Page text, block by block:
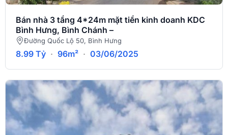
Bán nhà 3 tầng 4*24m mặt tiền kinh doanh KDC
Bình Hưng, Bình Chánh –
Đường Quốc Lộ 50, Bình Hưng
8.99 Tỷ · 96m² · 03/06/2025